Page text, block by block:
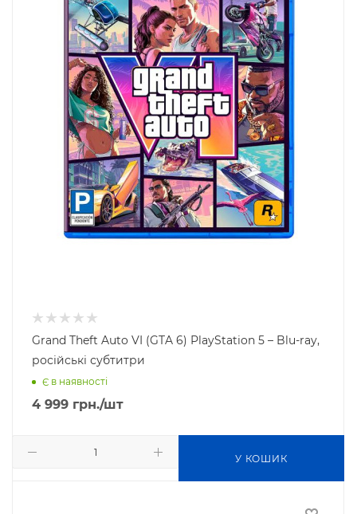
Grand Theft Auto VI (GTA 6) PlayStation 5 – Blu-ray,
російські субтитри
Є в наявності
4 999 грн./шт
У КОШИК